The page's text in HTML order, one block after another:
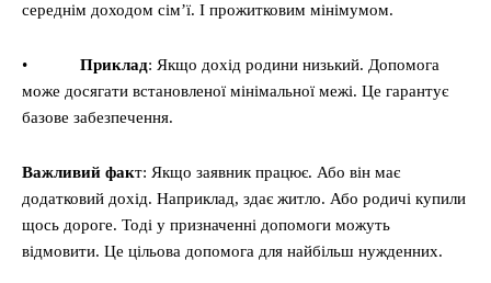
середнім доходом сім’ї. І прожитковим мінімумом.
• Приклад: Якщо дохід родини низький. Допомога
може досягати встановленої мінімальної межі. Це гарантує
базове забезпечення.
Важливий факт: Якщо заявник працює. Або він має
додатковий дохід. Наприклад, здає житло. Або родичі купили
щось дороге. Тоді у призначенні допомоги можуть
відмовити. Це цільова допомога для найбільш нужденних.